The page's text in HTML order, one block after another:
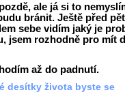
ale já si to
bránit. Ještě před
sebe vidím jaký je
jsem rozhodně pro mít
až do padnutí.
desítky života byste se